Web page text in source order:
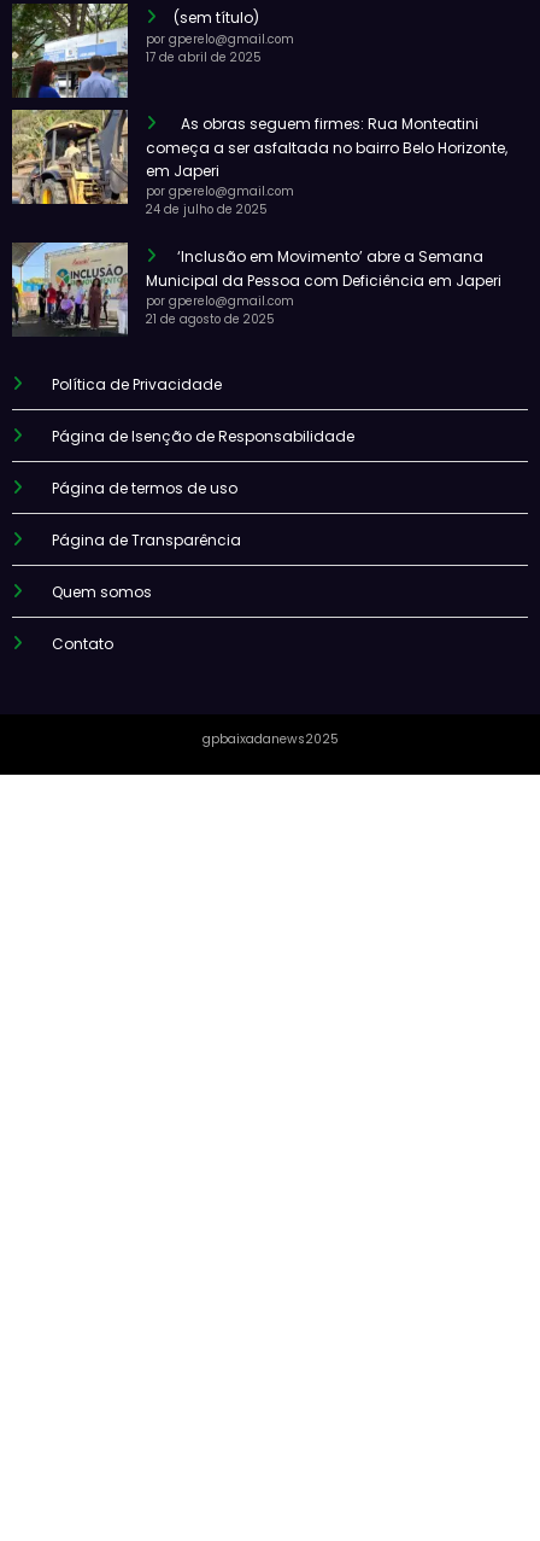
(sem título)
por gperelo@gmail.com
17 de abril de 2025
As obras seguem firmes: Rua Monteatini
começa a ser asfaltada no bairro Belo Horizonte,
em Japeri
por gperelo@gmail.com
24 de julho de 2025
‘Inclusão em Movimento’ abre a Semana
Municipal da Pessoa com Deficiência em Japeri
por gperelo@gmail.com
21 de agosto de 2025
Política de Privacidade
Página de Isenção de Responsabilidade
Página de termos de uso
Página de Transparência
Quem somos
Contato
gpbaixadanews2025